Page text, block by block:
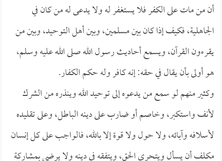
أن من مات على الكفر فلا يستغفر له ولا يدعى له من كان في
الجاهلية، فكيف إذا كان بين مسلمين، وبين أهل التوحيد، وبين من
يقرءون القرآن، ويسمع أحاديث رسول الله صلى الله عليه وسلم،
هو أولى بأن يقال في حقه: إنه كافر وله حكم الكفار.
وكثير منهم لو سمع من يدعوه إلى توحيد الله وينذره من الشرك
لأنف واستكبر، وخاصم أو ضارب على دينه الباطل، وعلى تقليده
لأسلافه وآبائه، ولا حول ولا قوة إلا بالله، فالواجب على كل إنسان
مكلف أن يسأل ويتحرى الحق، ويتفقه في دينه ولا يرضى بمشاركة